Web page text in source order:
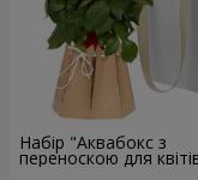
Набір "Аквабокс з
переноскою для